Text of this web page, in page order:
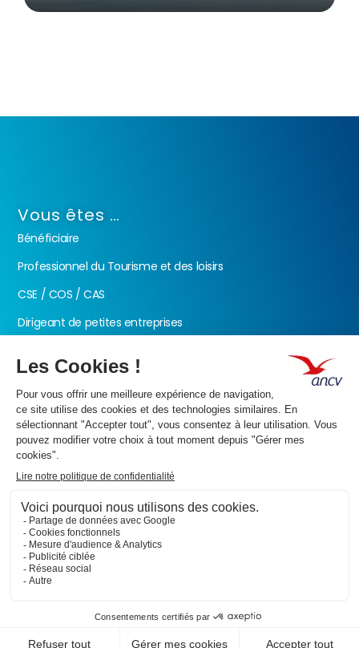
Vous êtes …
Bénéficiaire
Professionnel du Tourisme et des loisirs
CSE / COS / CAS
Dirigeant de petites entreprises
Nos produits
Les Chèques-Vacances
Présentation de l’ANCV
Nos valeurs
Actualités
FAQ
Contactez-nous
Informations